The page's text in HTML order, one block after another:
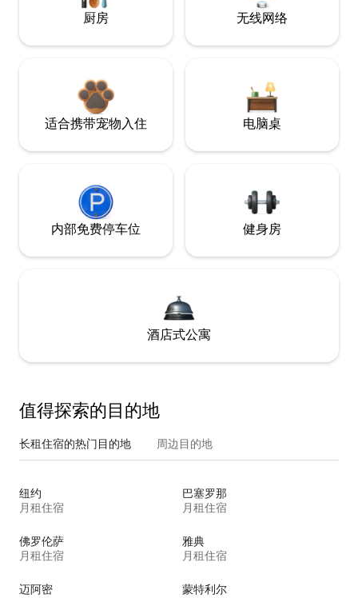
厨房 无线网络
适合携带宠物入住 电脑桌
内部免费停车位 健身房
酒店式公寓
值得探索的目的地
长租住宿的热门目的地 周边目的地
纽约
月租住宿
巴塞罗那
月租住宿
佛罗伦萨
月租住宿
雅典
月租住宿
迈阿密
蒙特利尔